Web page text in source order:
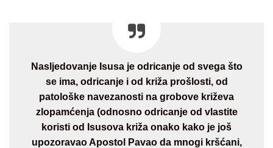
Nasljedovanje Isusa je odricanje od svega što
se ima, odricanje i od križa prošlosti, od
patološke navezanosti na grobove križeva
zlopamćenja (odnosno odricanje od vlastite
koristi od Isusova križa onako kako je još
upozoravao Apostol Pavao da mnogi kršćani,